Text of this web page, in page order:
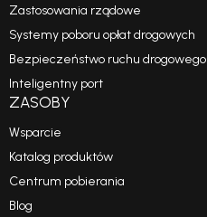
Zastosowania rządowe
Systemy poboru opłat drogowych
Bezpieczeństwo ruchu drogowego
Inteligentny port
ZASOBY
Wsparcie
Katalog produktów
Centrum pobierania
Blog